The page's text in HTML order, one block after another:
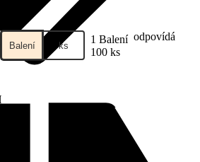
Balení ks 1 Balení odpovídá
100 ks